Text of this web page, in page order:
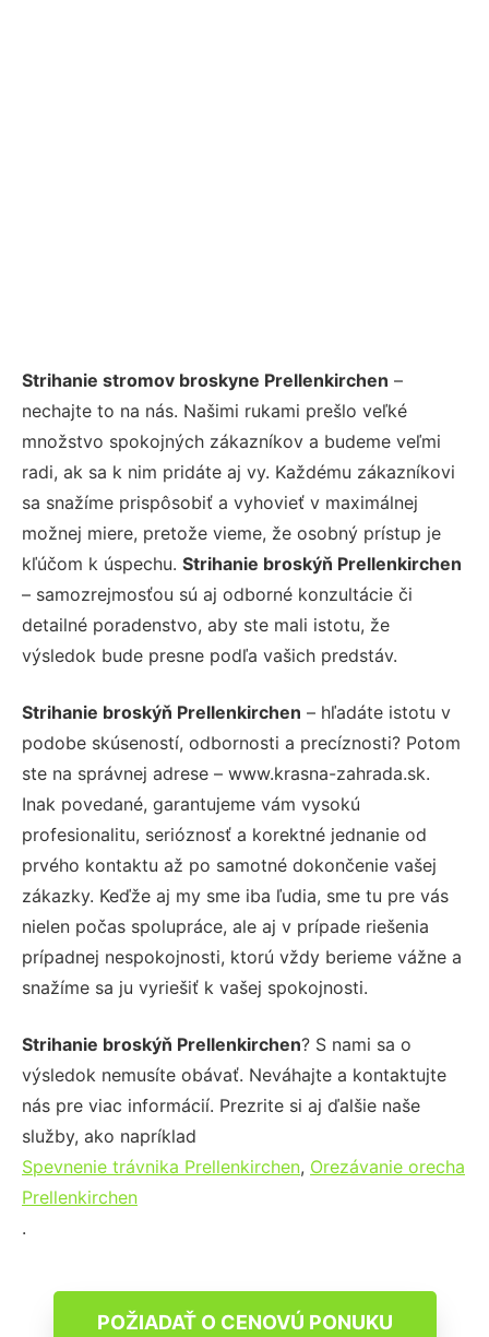
Strihanie stromov broskyne Prellenkirchen –
nechajte to na nás. Našimi rukami prešlo veľké
množstvo spokojných zákazníkov a budeme veľmi
radi, ak sa k nim pridáte aj vy. Každému zákazníkovi
sa snažíme prispôsobiť a vyhovieť v maximálnej
možnej miere, pretože vieme, že osobný prístup je
kľúčom k úspechu. Strihanie broskýň Prellenkirchen
– samozrejmosťou sú aj odborné konzultácie či
detailné poradenstvo, aby ste mali istotu, že
výsledok bude presne podľa vašich predstáv.
Strihanie broskýň Prellenkirchen – hľadáte istotu v
podobe skúseností, odbornosti a precíznosti? Potom
ste na správnej adrese – www.krasna-zahrada.sk.
Inak povedané, garantujeme vám vysokú
profesionalitu, serióznosť a korektné jednanie od
prvého kontaktu až po samotné dokončenie vašej
zákazky. Keďže aj my sme iba ľudia, sme tu pre vás
nielen počas spolupráce, ale aj v prípade riešenia
prípadnej nespokojnosti, ktorú vždy berieme vážne a
snažíme sa ju vyriešiť k vašej spokojnosti.
Strihanie broskýň Prellenkirchen? S nami sa o
výsledok nemusíte obávať. Neváhajte a kontaktujte
nás pre viac informácií. Prezrite si aj ďalšie naše
služby, ako napríklad
Spevnenie trávnika Prellenkirchen, Orezávanie orecha
Prellenkirchen
.
POŽIADAŤ O CENOVÚ PONUKU